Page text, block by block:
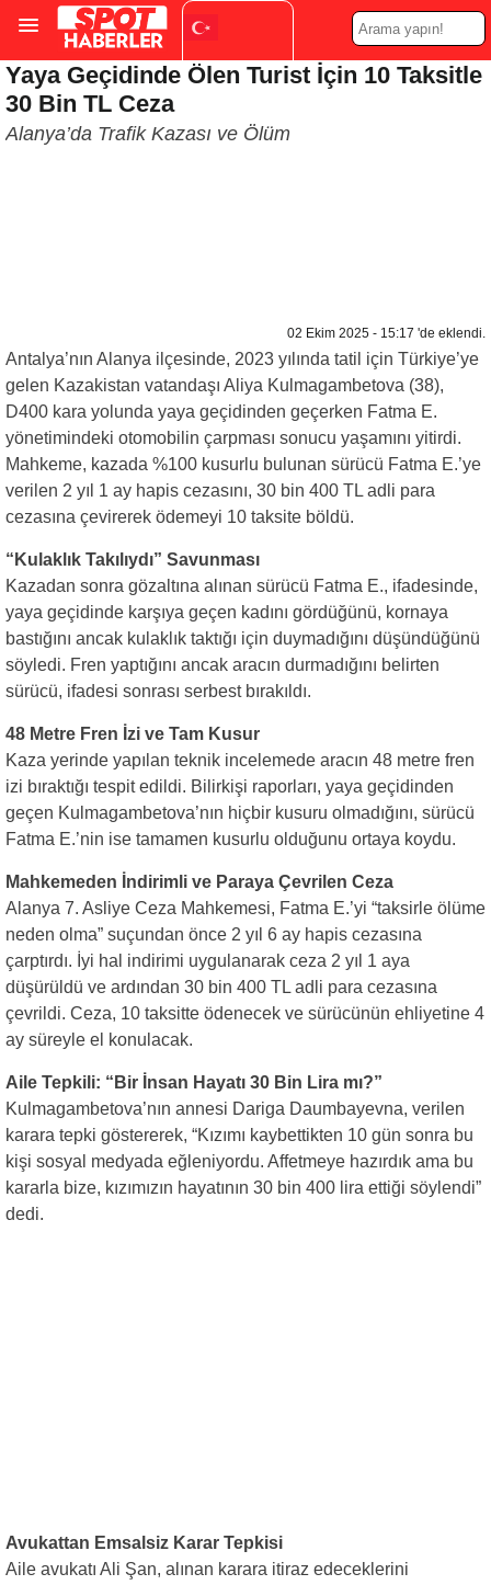
Turkish ▼
Yaya Geçidinde Ölen Turist İçin 10 Taksitle
30 Bin TL Ceza
Alanya’da Trafik Kazası ve Ölüm
02 Ekim 2025 - 15:17 'de eklendi.
Antalya’nın Alanya ilçesinde, 2023 yılında tatil için Türkiye’ye
gelen Kazakistan vatandaşı Aliya Kulmagambetova (38),
D400 kara yolunda yaya geçidinden geçerken Fatma E.
yönetimindeki otomobilin çarpması sonucu yaşamını yitirdi.
Mahkeme, kazada %100 kusurlu bulunan sürücü Fatma E.’ye
verilen 2 yıl 1 ay hapis cezasını, 30 bin 400 TL adli para
cezasına çevirerek ödemeyi 10 taksite böldü.
“Kulaklık Takılıydı” Savunması
Kazadan sonra gözaltına alınan sürücü Fatma E., ifadesinde,
yaya geçidinde karşıya geçen kadını gördüğünü, kornaya
bastığını ancak kulaklık taktığı için duymadığını düşündüğünü
söyledi. Fren yaptığını ancak aracın durmadığını belirten
sürücü, ifadesi sonrası serbest bırakıldı.
48 Metre Fren İzi ve Tam Kusur
Kaza yerinde yapılan teknik incelemede aracın 48 metre fren
izi bıraktığı tespit edildi. Bilirkişi raporları, yaya geçidinden
geçen Kulmagambetova’nın hiçbir kusuru olmadığını, sürücü
Fatma E.’nin ise tamamen kusurlu olduğunu ortaya koydu.
Mahkemeden İndirimli ve Paraya Çevrilen Ceza
Alanya 7. Asliye Ceza Mahkemesi, Fatma E.’yi “taksirle ölüme
neden olma” suçundan önce 2 yıl 6 ay hapis cezasına
çarptırdı. İyi hal indirimi uygulanarak ceza 2 yıl 1 aya
düşürüldü ve ardından 30 bin 400 TL adli para cezasına
çevrildi. Ceza, 10 taksitte ödenecek ve sürücünün ehliyetine 4
ay süreyle el konulacak.
Aile Tepkili: “Bir İnsan Hayatı 30 Bin Lira mı?”
Kulmagambetova’nın annesi Dariga Daumbayevna, verilen
karara tepki göstererek, “Kızımı kaybettikten 10 gün sonra bu
kişi sosyal medyada eğleniyordu. Affetmeye hazırdık ama bu
kararla bize, kızımızın hayatının 30 bin 400 lira ettiği söylendi”
dedi.
Avukattan Emsalsiz Karar Tepkisi
Aile avukatı Ali Şan, alınan karara itiraz edeceklerini